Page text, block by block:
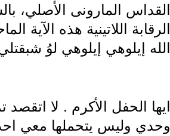
القداس المارونى الأصلي،
الرقابة اللاتينية هذه
الله إيلوهي إيلوهي لوُ
ايها الحفل الأكرم . لا
وحدي وليس يتحملها معي